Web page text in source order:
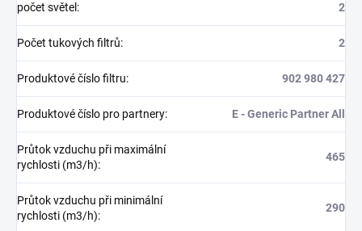
počet světel : 2
Počet tukových filtrů: 2
Produktové číslo filtru: 902 980 427
Produktové číslo pro partnery: E - Generic Partner All
Průtok vzduchu při maximální
rychlosti (m3/h):
465
Průtok vzduchu při minimální
rychlosti (m3/h):
290